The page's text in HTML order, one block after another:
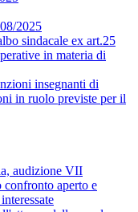
2025
sindacale ex art.25
in materia di
insegnanti di
in ruolo previste per il
audizione VII
aperto e